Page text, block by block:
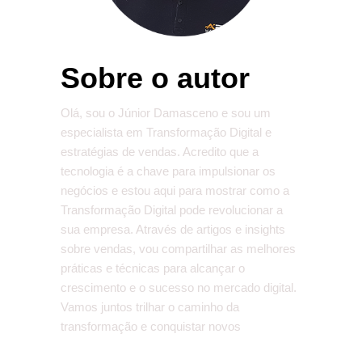
Sobre o autor
Olá, sou o Júnior Damasceno e sou um
especialista em Transformação Digital e
estratégias de vendas. Acredito que a
tecnologia é a chave para impulsionar os
negócios e estou aqui para mostrar como a
Transformação Digital pode revolucionar a
sua empresa. Através de artigos e insights
sobre vendas, vou compartilhar as melhores
práticas e técnicas para alcançar o
crescimento e o sucesso no mercado digital.
Vamos juntos trilhar o caminho da
transformação e conquistar novos